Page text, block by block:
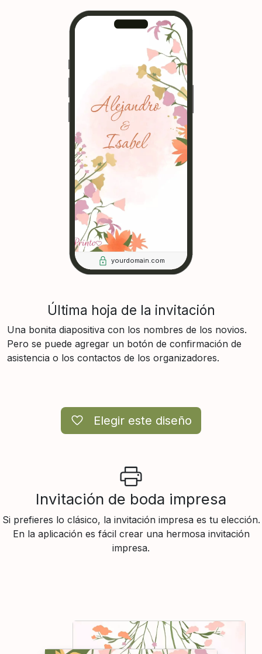
Última hoja de la invitación
Una bonita diapositiva con los nombres de los novios.
Pero se puede agregar un botón de confirmación de
asistencia o los contactos de los organizadores.
yourdomain.com
Elegir este diseño
Invitación de boda impresa
Si prefieres lo clásico, la invitación impresa es tu elección.
En la aplicación es fácil crear una hermosa invitación
impresa.